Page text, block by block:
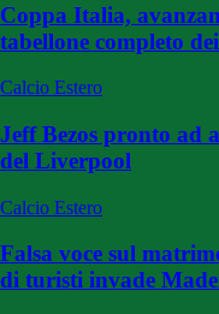
Coppa Italia,
tabellone completo
Calcio Estero
Jeff Bezos pronto ad
del Liverpool
Calcio Estero
Falsa voce sul
di turisti invade